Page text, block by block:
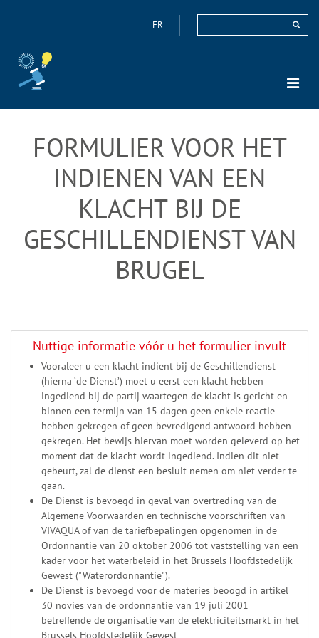
FR
FORMULIER VOOR HET
INDIENEN VAN EEN
KLACHT BIJ DE
GESCHILLENDIENST VAN
BRUGEL
Nuttige informatie vóór u het formulier invult
Vooraleer u een klacht indient bij de Geschillendienst
(hierna ‘de Dienst’) moet u eerst een klacht hebben
ingediend bij de partij waartegen de klacht is gericht en
binnen een termijn van 15 dagen geen enkele reactie
hebben gekregen of geen bevredigend antwoord hebben
gekregen. Het bewijs hiervan moet worden geleverd op het
moment dat de klacht wordt ingediend. Indien dit niet
gebeurt, zal de dienst een besluit nemen om niet verder te
gaan.
De Dienst is bevoegd in geval van overtreding van de
Algemene Voorwaarden en technische voorschriften van
VIVAQUA of van de tariefbepalingen opgenomen in de
Ordonnantie van 20 oktober 2006 tot vaststelling van een
kader voor het waterbeleid in het Brussels Hoofdstedelijk
Gewest ("Waterordonnantie").
De Dienst is bevoegd voor de materies beoogd in artikel
30 novies van de ordonnantie van 19 juli 2001
betreffende de organisatie van de elektriciteitsmarkt in het
Brussels Hoofdstedelijk Gewest